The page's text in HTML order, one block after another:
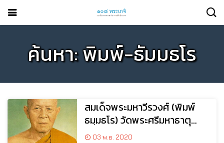
ค้นหา: พิมพ์-ธัมมธโร
สมเด็จพระมหาวีรวงศ์ (พิมพ์
ธมฺมธโร) วัดพระศรีมหาธาตุ
วรมหาวิหาร กรุงเทพฯ
03 พ.ย. 2020